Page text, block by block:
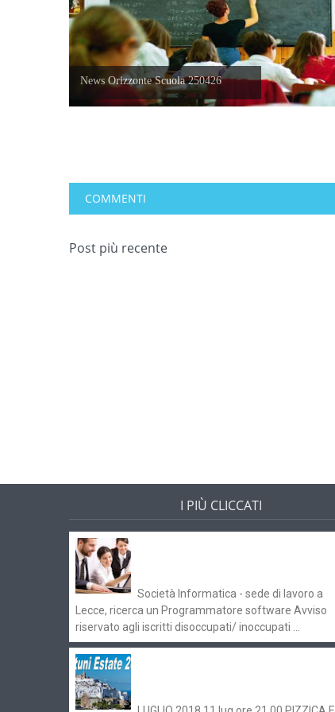
News Orizzonte Scuola 250426
COMMENTI
Post più recente
I PIÙ CLICCATI
Società Informatica - sede di lavoro a
Lecce, ricerca un Programmatore software Avviso
riservato agli iscritti disoccupati/ inoccupati ...